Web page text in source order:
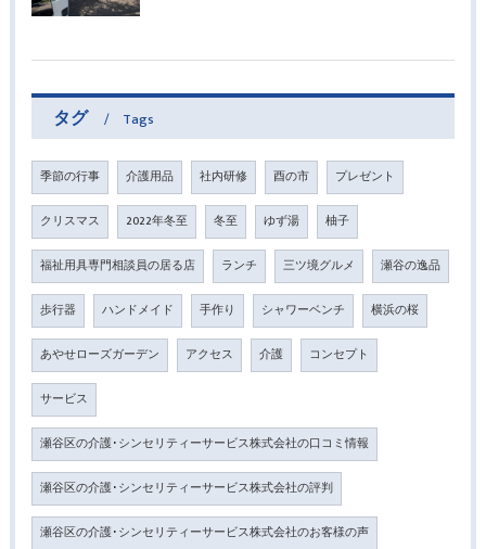
タグ Tags
季節の行事 介護用品 社内研修 酉の市 プレゼント
クリスマス 2022年冬至 冬至 ゆず湯 柚子
福祉用具専門相談員の居る店 ランチ 三ツ境グルメ 瀬谷の逸品
歩行器 ハンドメイド 手作り シャワーベンチ 横浜の桜
あやせローズガーデン アクセス 介護 コンセプト
サービス
瀬谷区の介護･シンセリティーサービス株式会社の口コミ情報
瀬谷区の介護･シンセリティーサービス株式会社の評判
瀬谷区の介護･シンセリティーサービス株式会社のお客様の声